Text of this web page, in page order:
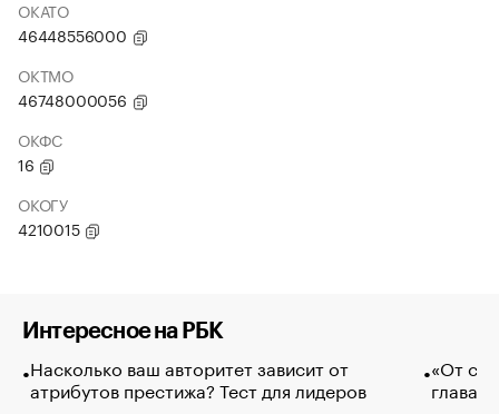
ОКАТО
46448556000
ОКТМО
46748000056
ОКФС
16
ОКОГУ
4210015
Интересное на РБК
Насколько ваш авторитет зависит от
атрибутов престижа? Тест для лидеров
«От
глава